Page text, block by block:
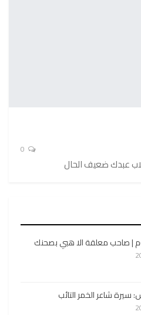
عبدك ضعيف الحال
| صاحب معلقة الا هبي بصحنك
سيرة شاعر الخمر التائب